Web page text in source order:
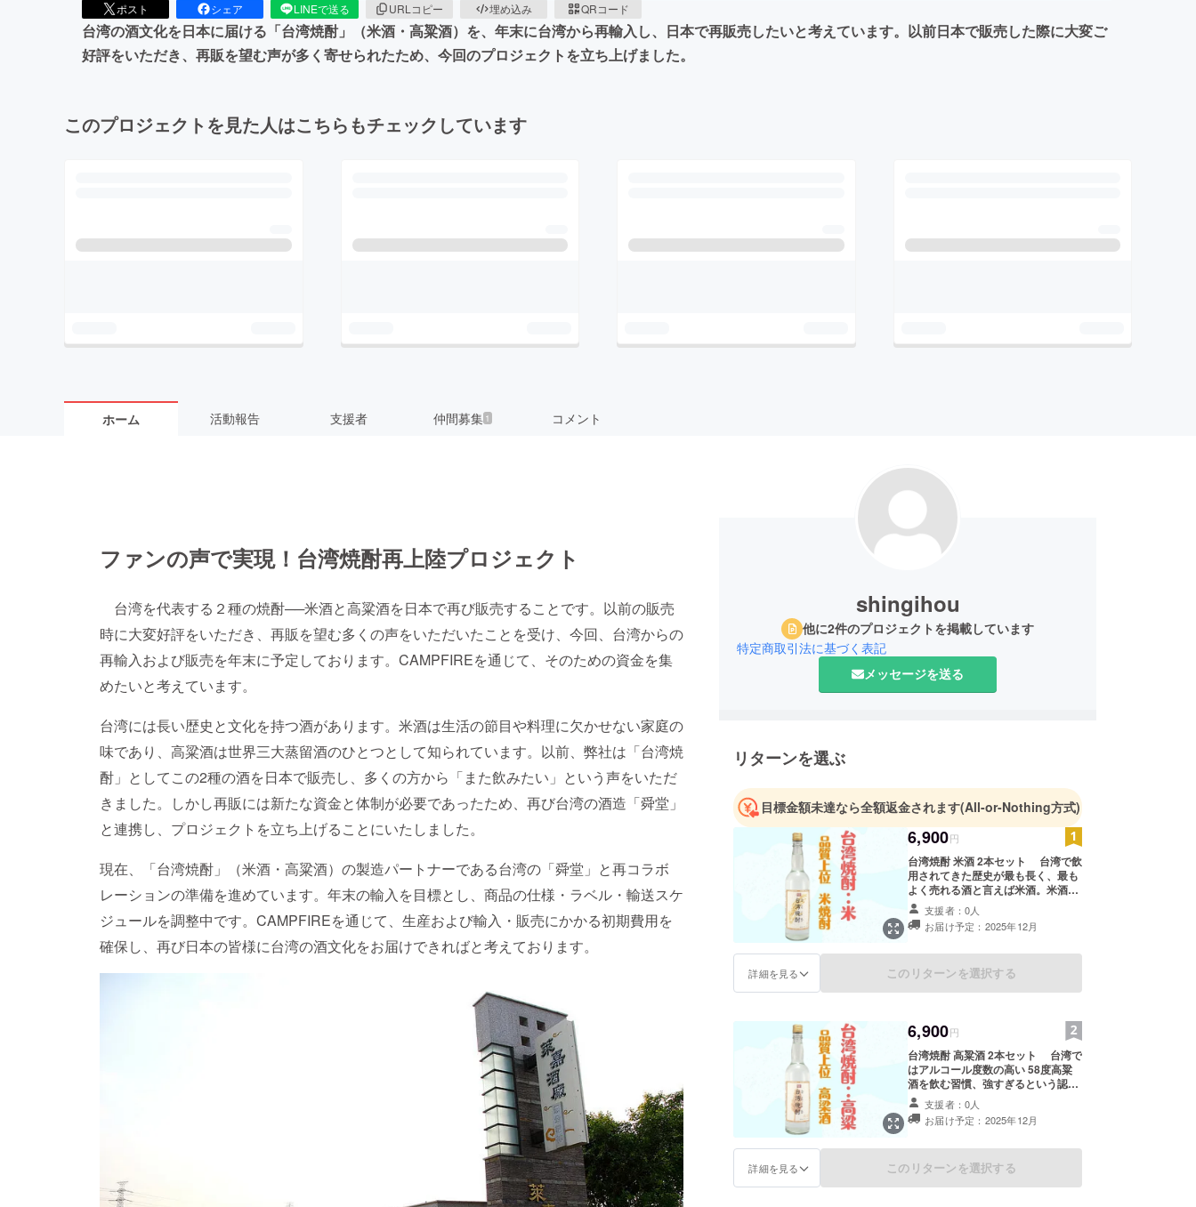
ポスト シェア LINEで送る URLコピー 埋め込み QRコード
台湾の酒文化を日本に届ける「台湾焼酎」（米酒・高粱酒）を、年末に台湾から再輸入し、日本で再販売したいと考えています。以前日本で販売した際に大変ご
好評をいただき、再販を望む声が多く寄せられたため、今回のプロジェクトを立ち上げました。
このプロジェクトを見た人はこちらもチェックしています
ホーム 活動報告 支援者 仲間募集 1 コメント
ファンの声で実現！台湾焼酎再上陸プロジェクト
台湾を代表する２種の焼酎──米酒と高粱酒を日本で再び販売することです。以前の販売
時に大変好評をいただき、再販を望む多くの声をいただいたことを受け、今回、台湾からの
再輸入および販売を年末に予定しております。CAMPFIREを通じて、そのための資金を集
めたいと考えています。
台湾には長い歴史と文化を持つ酒があります。米酒は生活の節目や料理に欠かせない家庭の
味であり、高粱酒は世界三大蒸留酒のひとつとして知られています。以前、弊社は「台湾焼
酎」としてこの2種の酒を日本で販売し、多くの方から「また飲みたい」という声をいただ
きました。しかし再販には新たな資金と体制が必要であったため、再び台湾の酒造「舜堂」
と連携し、プロジェクトを立ち上げることにいたしました。
現在、「台湾焼酎」（米酒・高粱酒）の製造パートナーである台湾の「舜堂」と再コラボ
レーションの準備を進めています。年末の輸入を目標とし、商品の仕様・ラベル・輸送スケ
ジュールを調整中です。CAMPFIREを通じて、生産および輸入・販売にかかる初期費用を
確保し、再び日本の皆様に台湾の酒文化をお届けできればと考えております。
shingihou
他に2件のプロジェクトを掲載しています
特定商取引法に基づく表記
メッセージを送る
リターンを選ぶ
目標金額未達なら全額返金されます(All-or-Nothing方式)
6,900円
台湾焼酎 米酒 2本セット 台湾で飲
用されてきた歴史が最も長く、最も
よく売れる酒と言えば米酒。米酒は
台湾人にとって最も重要な酒である
ことに変りはありません。 台湾焼
酎(米)が使用した原材料は「台梗九
しないからこそ、旨味やコク、ふく
よかさなどの特徴が強く出た、濃醇
う米のほのかな甘み、フルーティー
な香り、すっきり爽やか、口当たり
が良いの自信作ー台湾焼酎(米)で
す。 ※一本600mlです ※お酒、飲料
は20歳を過ぎてから ※こちらのリ
ターンは20歳未満の方はご支援いた
だけません
支援者：0人
お届け予定：2025年12月
詳細を見る このリターンを選択する
6,900円
台湾焼酎 高粱酒 2本セット 台湾で
はアルコール度数の高い 58度高粱
酒を飲む習慣、強すぎるという認識
されます。そのため、「舜堂」の知
恵及び力を借り、高粱の豊潤で豊か
な香りを保ちながら、日本の酒文化
酒を口に含むと、ビリっと舌を刺す
支援者：0人
お届け予定：2025年12月
詳細を見る このリターンを選択する